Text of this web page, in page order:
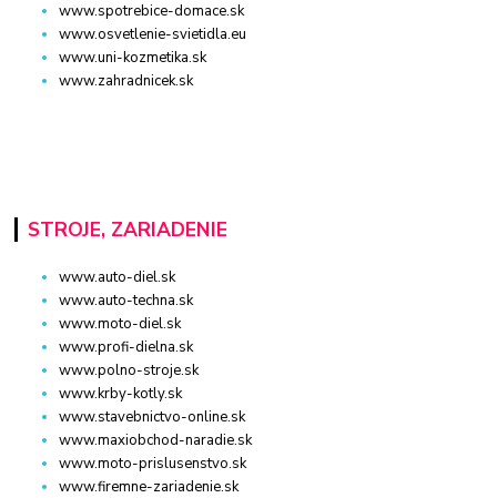
www.spotrebice-domace.sk
www.osvetlenie-svietidla.eu
www.uni-kozmetika.sk
www.zahradnicek.sk
STROJE, ZARIADENIE
www.auto-diel.sk
www.auto-techna.sk
www.moto-diel.sk
www.profi-dielna.sk
www.polno-stroje.sk
www.krby-kotly.sk
www.stavebnictvo-online.sk
www.maxiobchod-naradie.sk
www.moto-prislusenstvo.sk
www.firemne-zariadenie.sk